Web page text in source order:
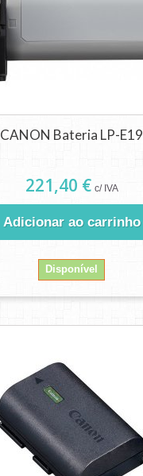
CANON Bateria LP-E19
221,40 € c/ IVA
Adicionar ao carrinho
Disponível